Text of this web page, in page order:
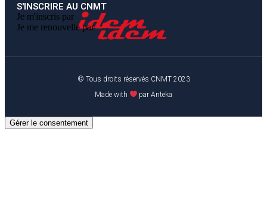
S'INSCRIRE AU CNMT
Je m'inscris par
Je me renouvelle par
© Tous droits réservés CNMT 2023
Made with
par Anteka
Gérer le consentement